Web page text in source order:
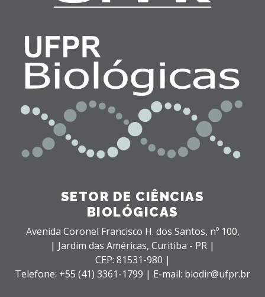
SETOR DE CIÊNCIAS
BIOLÓGICAS
Avenida Coronel Francisco H. dos Santos, nº 100,
| Jardim das Américas, Curitiba - PR |
CEP: 81531-980 |
Telefone: +55 (41) 3361-1799 | E-mail: biodir@ufpr.br